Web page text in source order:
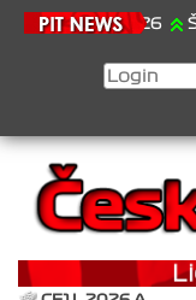
21.6.2026